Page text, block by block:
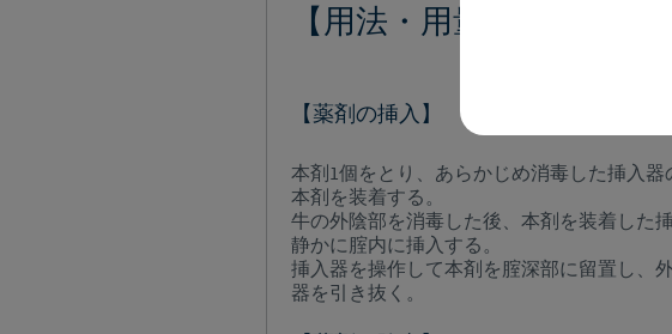
【用法・用量】
【薬剤の挿入】
本剤1個をとり、あらかじめ消毒した挿入器
本剤を装着する。
牛の外陰部を消毒した後、本剤を装着した
静かに腟内に挿入する。
挿入器を操作して本剤を腟深部に留置し、
器を引き抜く。